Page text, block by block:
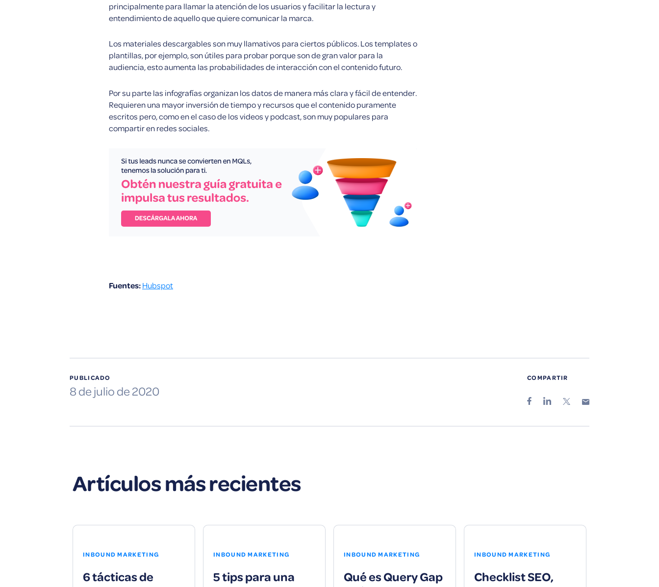
principalmente para llamar la atención de los usuarios y facilitar la lectura y
entendimiento de aquello que quiere comunicar la marca.
Los materiales descargables son muy llamativos para ciertos públicos. Los templates o
plantillas, por ejemplo, son útiles para probar porque son de gran valor para la
audiencia, esto aumenta las probabilidades de interacción con el contenido futuro.
Por su parte las infografías organizan los datos de manera más clara y fácil de entender.
Requieren una mayor inversión de tiempo y recursos que el contenido puramente
escritos pero, como en el caso de los videos y podcast, son muy populares para
compartir en redes sociales.
Fuentes:Hubspot
PUBLICADO
8 de julio de 2020
COMPARTIR
Artículos más recientes
INBOUND MARKETING
6 tácticas de
INBOUND MARKETING
5 tips para una
INBOUND MARKETING
Qué es Query Gap
INBOUND MARKETING
Checklist SEO,